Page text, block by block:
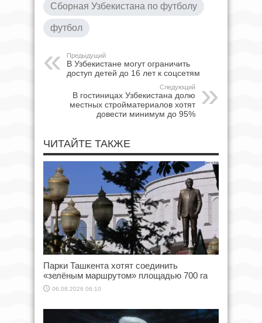
Сборная Узбекистана по футболу
футбол
Предыдущий
В Узбекистане могут ограничить
доступ детей до 16 лет к соцсетям
Следующий
В гостиницах Узбекистана долю
местных стройматериалов хотят
довести минимум до 95%
ЧИТАЙТЕ ТАКЖЕ
Парки Ташкента хотят соединить
«зелёным маршрутом» площадью 700 га
06.08.2026 06:10